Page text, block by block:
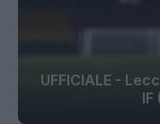
UFFICIALE -
IF